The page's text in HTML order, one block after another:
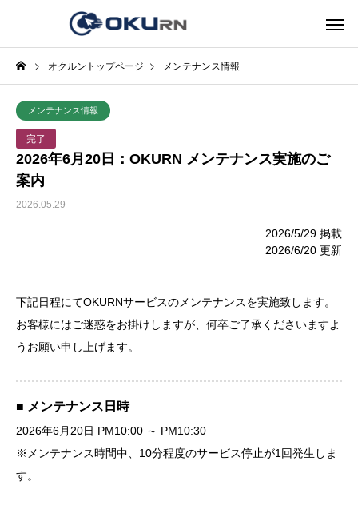
オクルントップページ メンテナンス情報
メンテナンス情報
完了
2026年6月20日：OKURN メンテナンス実施のご
案内
2026.05.29
2026/5/29 掲載
2026/6/20 更新
下記日程にてOKURNサービスのメンテナンスを実施致します。
お客様にはご迷惑をお掛けしますが、何卒ご了承くださいますよ
うお願い申し上げます。
■ メンテナンス日時
2026年6月20日 PM10:00 ～ PM10:30
※メンテナンス時間中、10分程度のサービス停止が1回発生しま
す。